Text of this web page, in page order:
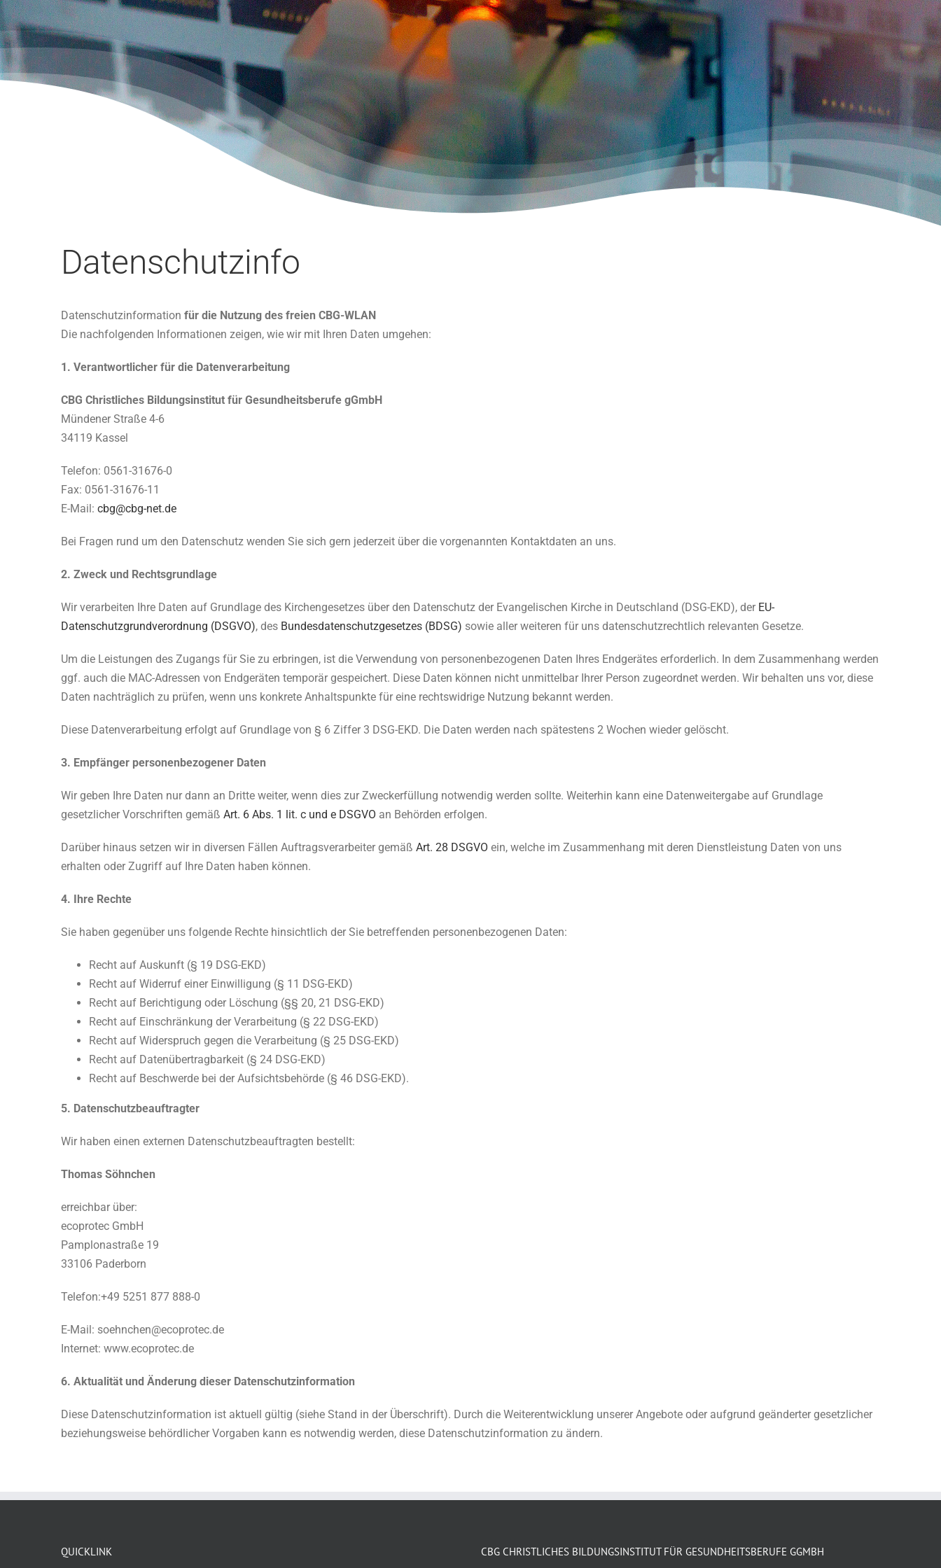
Datenschutzinfo
Datenschutzinformation für die Nutzung des freien CBG-WLAN
Die nachfolgenden Informationen zeigen, wie wir mit Ihren Daten umgehen:
1. Verantwortlicher für die Datenverarbeitung
CBG Christliches Bildungsinstitut für Gesundheitsberufe gGmbH
Mündener Straße 4-6
34119 Kassel
Telefon: 0561-31676-0
Fax: 0561-31676-11
E-Mail: cbg@cbg-net.de
Bei Fragen rund um den Datenschutz wenden Sie sich gern jederzeit über die vorgenannten Kontaktdaten an uns.
2. Zweck und Rechtsgrundlage
Wir verarbeiten Ihre Daten auf Grundlage des Kirchengesetzes über den Datenschutz der Evangelischen Kirche in Deutschland (DSG-EKD), der EU-
Datenschutzgrundverordnung (DSGVO), des Bundesdatenschutzgesetzes (BDSG) sowie aller weiteren für uns datenschutzrechtlich relevanten Gesetze.
Um die Leistungen des Zugangs für Sie zu erbringen, ist die Verwendung von personenbezogenen Daten Ihres Endgerätes erforderlich. In dem Zusammenhang werden
ggf. auch die MAC-Adressen von Endgeräten temporär gespeichert. Diese Daten können nicht unmittelbar Ihrer Person zugeordnet werden. Wir behalten uns vor, diese
Daten nachträglich zu prüfen, wenn uns konkrete Anhaltspunkte für eine rechtswidrige Nutzung bekannt werden.
Diese Datenverarbeitung erfolgt auf Grundlage von § 6 Ziffer 3 DSG-EKD. Die Daten werden nach spätestens 2 Wochen wieder gelöscht.
3. Empfänger personenbezogener Daten
Wir geben Ihre Daten nur dann an Dritte weiter, wenn dies zur Zweckerfüllung notwendig werden sollte. Weiterhin kann eine Datenweitergabe auf Grundlage
gesetzlicher Vorschriften gemäß Art. 6 Abs. 1 lit. c und e DSGVO an Behörden erfolgen.
Darüber hinaus setzen wir in diversen Fällen Auftragsverarbeiter gemäß Art. 28 DSGVO ein, welche im Zusammenhang mit deren Dienstleistung Daten von uns
erhalten oder Zugriff auf Ihre Daten haben können.
4. Ihre Rechte
Sie haben gegenüber uns folgende Rechte hinsichtlich der Sie betreffenden personenbezogenen Daten:
Recht auf Auskunft (§ 19 DSG-EKD)
Recht auf Widerruf einer Einwilligung (§ 11 DSG-EKD)
Recht auf Berichtigung oder Löschung (§§ 20, 21 DSG-EKD)
Recht auf Einschränkung der Verarbeitung (§ 22 DSG-EKD)
Recht auf Widerspruch gegen die Verarbeitung (§ 25 DSG-EKD)
Recht auf Datenübertragbarkeit (§ 24 DSG-EKD)
Recht auf Beschwerde bei der Aufsichtsbehörde (§ 46 DSG-EKD).
5. Datenschutzbeauftragter
Wir haben einen externen Datenschutzbeauftragten bestellt:
Thomas Söhnchen
erreichbar über:
ecoprotec GmbH
Pamplonastraße 19
33106 Paderborn
Telefon:+49 5251 877 888-0
E-Mail: soehnchen@ecoprotec.de
Internet: www.ecoprotec.de
6. Aktualität und Änderung dieser Datenschutzinformation
Diese Datenschutzinformation ist aktuell gültig (siehe Stand in der Überschrift). Durch die Weiterentwicklung unserer Angebote oder aufgrund geänderter gesetzlicher
beziehungsweise behördlicher Vorgaben kann es notwendig werden, diese Datenschutzinformation zu ändern.
QUICKLINK CBG CHRISTLICHES BILDUNGSINSTITUT FÜR GESUNDHEITSBERUFE GGMBH